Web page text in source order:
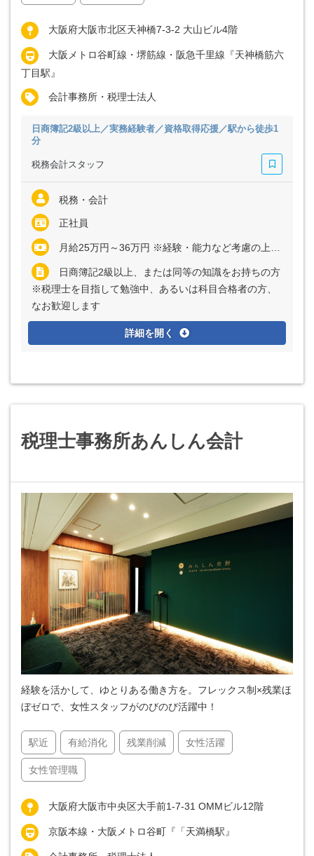
大阪府大阪市北区天神橋7-3-2 大山ビル4階
大阪メトロ谷町線・堺筋線・阪急千里線『天神橋筋六
丁目駅』
会計事務所・税理士法人
日商簿記2級以上／実務経験者／資格取得応援／駅から徒歩1
分
税務会計スタッフ
税務・会計
正社員
月給25万円～36万円 ※経験・能力など考慮の上、決定いたします ※残業代は全額支給
日商簿記2級以上、または同等の知識をお持ちの方
※税理士を目指して勉強中、あるいは科目合格者の方、
なお歓迎します
詳細を開く
税理士事務所あんしん会計
経験を活かして、ゆとりある働き方を。フレックス制×残業ほ
ぼゼロで、女性スタッフがのびのび活躍中！
駅近 有給消化 残業削減 女性活躍
女性管理職
大阪府大阪市中央区大手前1-7-31 OMMビル12階
京阪本線・大阪メトロ谷町『「天満橋駅』